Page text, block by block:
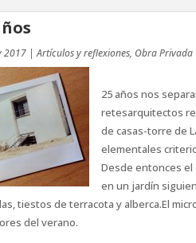
2017 |Artículos y reflexiones, Obra Privada
25 años nos
retesarquitectos
de casas-torre de
elementales
Desde entonces
en un jardín
tiestos de terracota y alberca.El
del verano.